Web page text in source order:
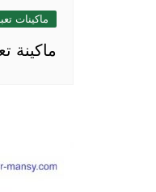
ماكينات
ماكينة